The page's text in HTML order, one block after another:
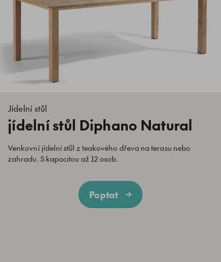
Jídelní stůl
jídelní stůl Diphano Natural
Venkovní jídelní stůl z teakového dřeva na terasu nebo
zahradu. S kapacitou až 12 osob.
Poptat